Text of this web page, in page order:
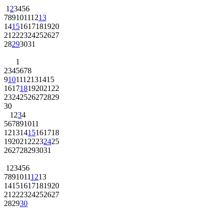
1 23456
78910111213
14151617181920
21 222324252627
28293031
1
2345678
9101112131415
161718192021 22
23242526272829
30
1 234
567891011
12131415161718
192021 22232425
262728293031
1 23456
78910111213
14151617181920
21 222324252627
282930